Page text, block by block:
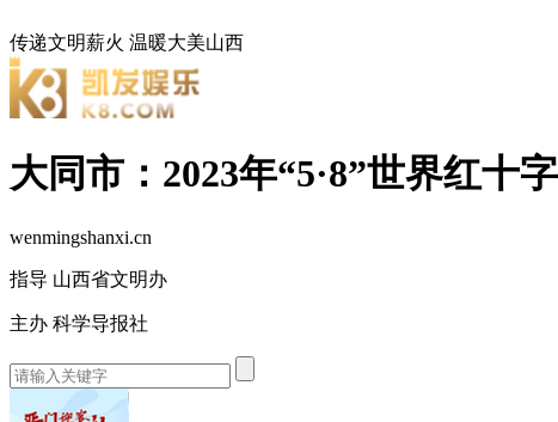
传递文明薪火 温暖大美山西
大同市：2023年“5·8”世界红十
wenmingshanxi.cn
指导 山西省文明办
主办 科学导报社